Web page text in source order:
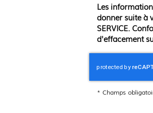
Les
donner suite à
SERVICE.
d'effacement
* Champs